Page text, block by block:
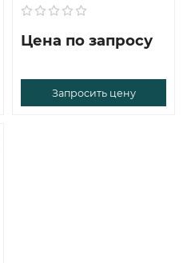
Цена по запросу
Запросить цену